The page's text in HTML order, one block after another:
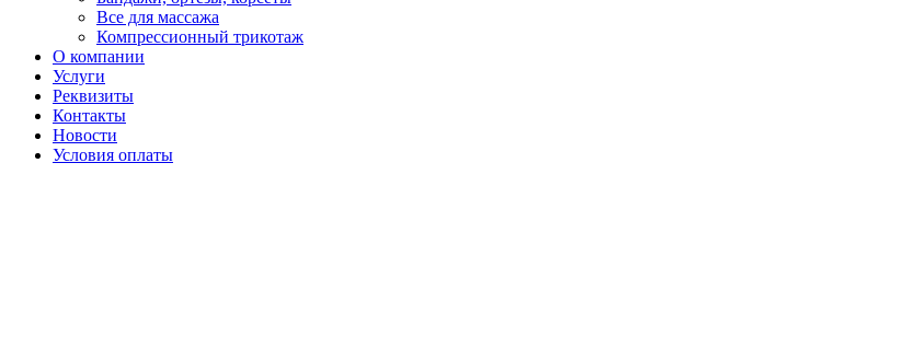
Все для массажа
Компрессионный трикотаж
О компании
Услуги
Реквизиты
Контакты
Новости
Условия оплаты